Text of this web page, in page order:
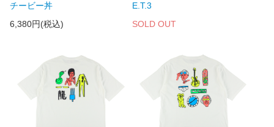
チービー丼
6,380円(税込)
E.T.3
SOLD OUT